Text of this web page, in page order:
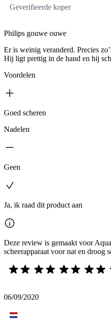
Geverifieerde koper
Philips gouwe ouwe
Er is weinig veranderd. Precies
Hij ligt prettig in de hand en hij
Voordelen
Goed scheren
Nadelen
Geen
Ja, ik raad dit product aan
Deze review is gemaakt voor
scheerapparaat voor nat en droog
06/09/2020